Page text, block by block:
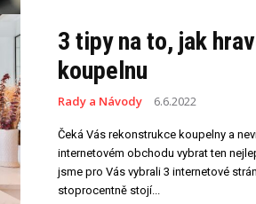
3 tipy na to, jak
koupelnu
Rady a Návody 6.6.2022
Čeká Vás rekonstrukce koupelny a
internetovém obchodu vybrat ten
jsme pro Vás vybrali 3 internetové
stoprocentně stojí...